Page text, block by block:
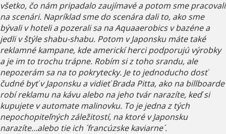
všetko, čo nám pripadalo zaujímavé a potom sme pracovali
na scenári. Napríklad sme do scenára dali to, ako sme
bývali v hoteli a pozerali sa na Aquaaerobics v bazéne a
jedli v štýle shabu-shabu. Potom v Japonsku máte také
reklamné kampane, kde americkí herci podporujú výrobky
a je im to trochu trápne. Robím si z toho srandu, ale
nepozerám sa na to pokrytecky. Je to jednoducho dosť
čudné byť v Japonsku a vidieť Brada Pitta, ako na billboarde
robí reklamu na kávu alebo na jeho tvár narazíte, keď si
kupujete v automate malinovku. To je jedna z tých
nepochopiteľných záležitostí, na ktoré v Japonsku
narazíte…alebo tie ich ´francúzske kaviarne´.